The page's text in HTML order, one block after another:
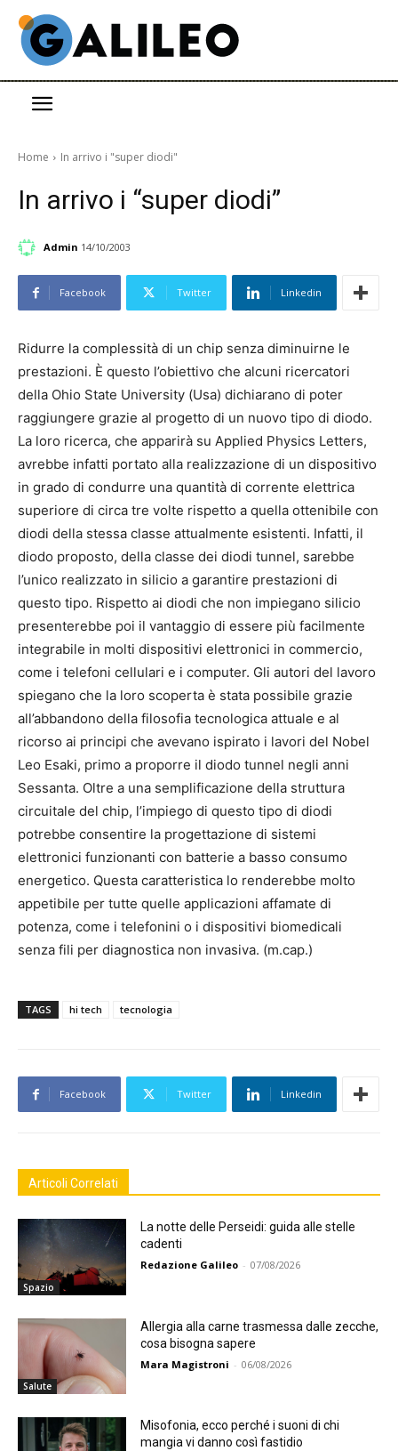
Home In arrivo i "super diodi"
In arrivo i “super diodi”
Admin 14/10/2003
Facebook Twitter Linkedin
Ridurre la complessità di un chip senza diminuirne le
prestazioni. È questo l’obiettivo che alcuni ricercatori
della Ohio State University (Usa) dichiarano di poter
raggiungere grazie al progetto di un nuovo tipo di diodo.
La loro ricerca, che apparirà su Applied Physics Letters,
avrebbe infatti portato alla realizzazione di un dispositivo
in grado di condurre una quantità di corrente elettrica
superiore di circa tre volte rispetto a quella ottenibile con
diodi della stessa classe attualmente esistenti. Infatti, il
diodo proposto, della classe dei diodi tunnel, sarebbe
l’unico realizzato in silicio a garantire prestazioni di
questo tipo. Rispetto ai diodi che non impiegano silicio
presenterebbe poi il vantaggio di essere più facilmente
integrabile in molti dispositivi elettronici in commercio,
come i telefoni cellulari e i computer. Gli autori del lavoro
spiegano che la loro scoperta è stata possibile grazie
all’abbandono della filosofia tecnologica attuale e al
ricorso ai principi che avevano ispirato i lavori del Nobel
Leo Esaki, primo a proporre il diodo tunnel negli anni
Sessanta. Oltre a una semplificazione della struttura
circuitale del chip, l’impiego di questo tipo di diodi
potrebbe consentire la progettazione di sistemi
elettronici funzionanti con batterie a basso consumo
energetico. Questa caratteristica lo renderebbe molto
appetibile per tutte quelle applicazioni affamate di
potenza, come i telefonini o i dispositivi biomedicali
senza fili per diagnostica non invasiva. (m.cap.)
TAGS hi tech tecnologia
Facebook Twitter Linkedin
Articoli Correlati
Spazio
La notte delle Perseidi: guida alle stelle
cadenti
Redazione Galileo - 07/08/2026
Salute
Allergia alla carne trasmessa dalle zecche,
cosa bisogna sapere
Mara Magistroni - 06/08/2026
Misofonia, ecco perché i suoni di chi
mangia vi danno così fastidio